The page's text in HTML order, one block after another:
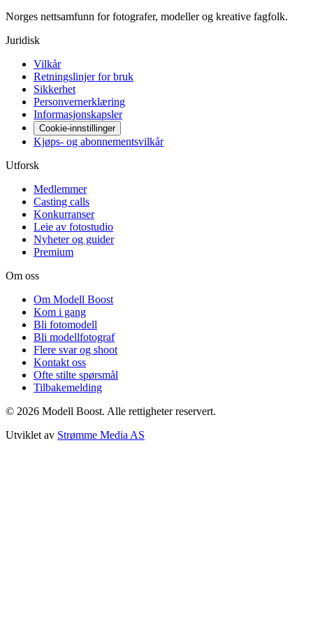
Norges nettsamfunn for fotografer, modeller og kreative fagfolk.
Juridisk
Vilkår
Retningslinjer for bruk
Sikkerhet
Personvernerklæring
Informasjonskapsler
Cookie-innstillinger
Kjøps- og abonnementsvilkår
Utforsk
Medlemmer
Casting calls
Konkurranser
Leie av fotostudio
Nyheter og guider
Premium
Om oss
Om Modell Boost
Kom i gang
Bli fotomodell
Bli modellfotograf
Flere svar og shoot
Kontakt oss
Ofte stilte spørsmål
Tilbakemelding
© 2026 Modell Boost. Alle rettigheter reservert.
Utviklet av Strømme Media AS